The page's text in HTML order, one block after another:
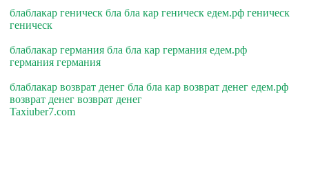
блаблакар геническ бла бла кар геническ едем.рф геническ
геническ
блаблакар германия бла бла кар германия едем.рф
германия германия
блаблакар возврат денег бла бла кар возврат денег едем.рф
возврат денег возврат денег
Taxiuber7.com